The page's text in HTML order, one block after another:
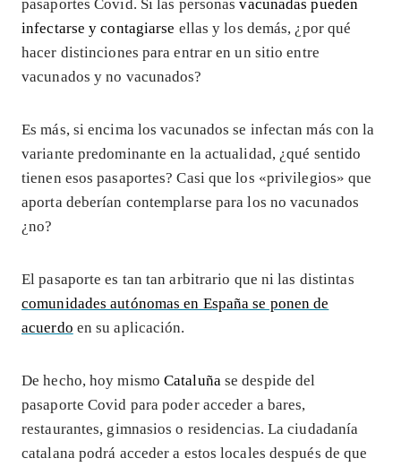
pasaportes Covid. Si las personasvacunadas pueden
infectarse y contagiarse ellas y los demás, ¿por qué
hacer distinciones para entrar en un sitio entre
vacunados y no vacunados?
Es más, si encima los vacunados se infectan más con la
variante predominante en la actualidad, ¿qué sentido
tienen esos pasaportes? Casi que los «privilegios» que
aporta deberían contemplarse para los no vacunados
¿no?
El pasaporte es tan tan arbitrario que ni las distintas
comunidades autónomas en España se ponen de
acuerdo en su aplicación.
De hecho, hoy mismoCataluña se despide del
pasaporte Covid para poder acceder a bares,
restaurantes, gimnasios o residencias. La ciudadanía
catalana podrá acceder a estos locales después de que